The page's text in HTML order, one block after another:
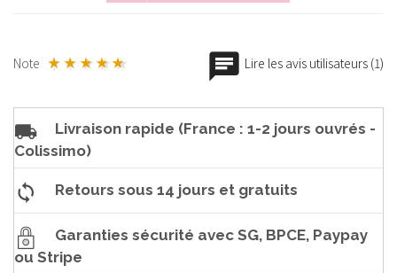
Note Lire les avis utilisateurs (1)
Livraison rapide (France : 1-2 jours ouvrés -
Colissimo)
Retours sous 14 jours et gratuits
Garanties sécurité avec SG, BPCE, Paypay
ou Stripe